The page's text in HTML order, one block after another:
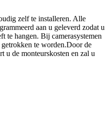
zelf te installeren. Alle
aan u geleverd zodat u
te hangen. Bij camerasystemen
te worden.Door de
u de monteurskosten en zal u